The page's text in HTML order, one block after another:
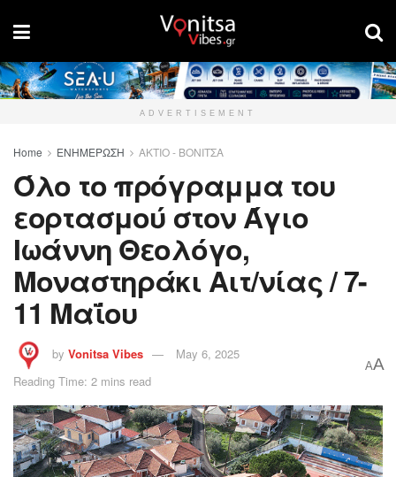
ADVERTISEMENT
Home ΕΝΗΜΕΡΩΣΗ ΑΚΤΙΟ - ΒΟΝΙΤΣΑ
Όλο το πρόγραμμα του
εορτασμού στον Άγιο
Ιωάννη Θεολόγο,
Μοναστηράκι Αιτ/νίας / 7-
11 Μαΐου
by Vonitsa Vibes
May 6, 2025
Reading Time: 2 mins read
AA